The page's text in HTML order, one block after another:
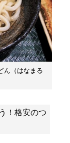
ん（はなまる
！格安のつ